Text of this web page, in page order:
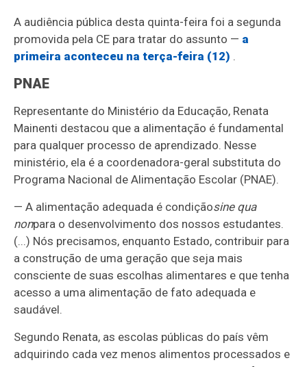
A audiência pública desta quinta-feira foi a segunda
promovida pela CE para tratar do assunto — a
primeira aconteceu na terça-feira (12) .
PNAE
Representante do Ministério da Educação, Renata
Mainenti destacou que a alimentação é fundamental
para qualquer processo de aprendizado. Nesse
ministério, ela é a coordenadora-geral substituta do
Programa Nacional de Alimentação Escolar (PNAE).
— A alimentação adequada é condiçãosine qua
nonpara o desenvolvimento dos nossos estudantes.
(...) Nós precisamos, enquanto Estado, contribuir para
a construção de uma geração que seja mais
consciente de suas escolhas alimentares e que tenha
acesso a uma alimentação de fato adequada e
saudável.
Segundo Renata, as escolas públicas do país vêm
adquirindo cada vez menos alimentos processados e